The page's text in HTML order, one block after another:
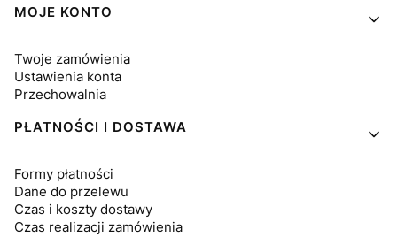
MOJE KONTO
Twoje zamówienia
Ustawienia konta
Przechowalnia
PŁATNOŚCI I DOSTAWA
Formy płatności
Dane do przelewu
Czas i koszty dostawy
Czas realizacji zamówienia